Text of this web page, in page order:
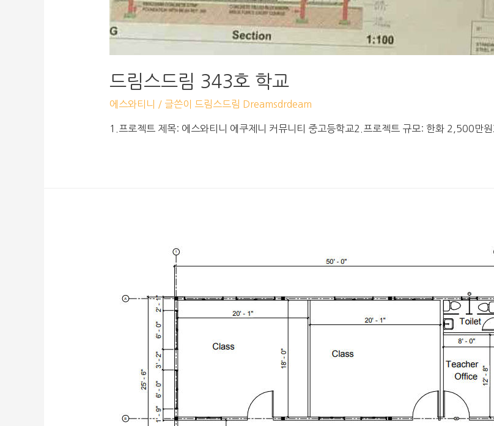
드림스드림 343호 학교
에스와티니 / 글쓴이 드림스드림 Dreamsdrdeam
1.프로젝트 제목: 에스와티니 에쿠제니 커뮤니티 중고등학교2.프로젝트 규모: 한화 2,500만